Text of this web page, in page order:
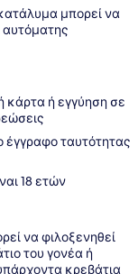
μπορεί να
αυτόματης
κάρτα ή εγγύηση σε
έγγραφο ταυτότητας
18 ετών
να φιλοξενηθεί
του γονέα ή
κρεβάτια